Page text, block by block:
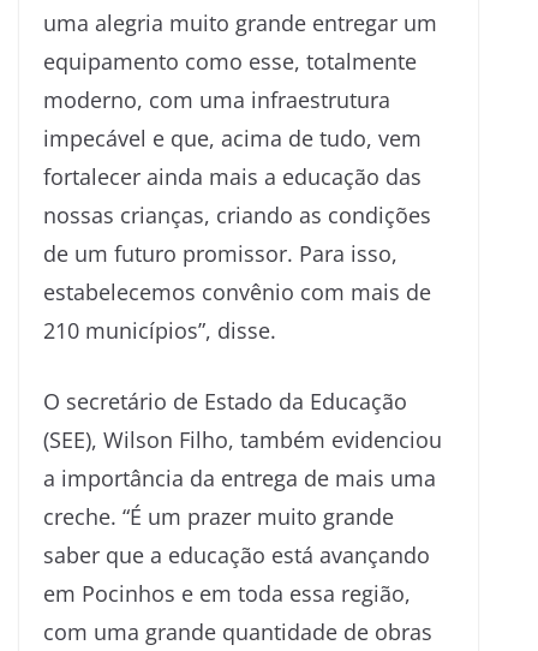
uma alegria muito grande entregar um
equipamento como esse, totalmente
moderno, com uma infraestrutura
impecável e que, acima de tudo, vem
fortalecer ainda mais a educação das
nossas crianças, criando as condições
de um futuro promissor. Para isso,
estabelecemos convênio com mais de
210 municípios”, disse.
O secretário de Estado da Educação
(SEE), Wilson Filho, também evidenciou
a importância da entrega de mais uma
creche. “É um prazer muito grande
saber que a educação está avançando
em Pocinhos e em toda essa região,
com uma grande quantidade de obras